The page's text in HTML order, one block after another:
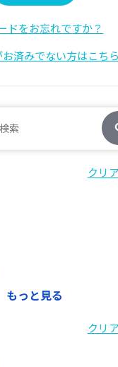
ドをお忘れですか？
済みでない方はこちら
クリ
もっと見る
クリ